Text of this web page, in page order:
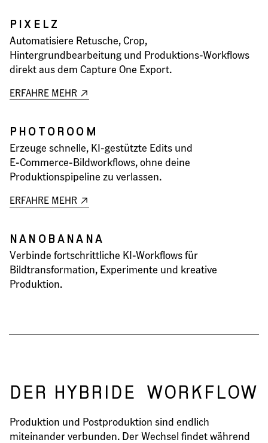
PIXELZ
Automatisiere Retusche, Crop,
Hintergrundbearbeitung und Produktions-Workflows
direkt aus dem Capture One Export.
ERFAHRE MEHR
PHOTOROOM
Erzeuge schnelle, KI-gestützte Edits und
E‑Commerce‑Bildworkflows, ohne deine
Produktionspipeline zu verlassen.
ERFAHRE MEHR
NANOBANANA
Verbinde fortschrittliche KI-Workflows für
Bildtransformation, Experimente und kreative
Produktion.
DER HYBRIDE WORKFLOW
Produktion und Postproduktion sind endlich
miteinander verbunden. Der Wechsel findet während